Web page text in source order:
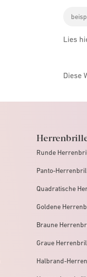
Lies
Diese
Runde
Panto-
Quadratische
Goldene
Braune
Graue
Halbrand-